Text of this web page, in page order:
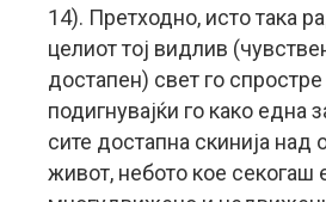
14). Претходно, исто така
целиот тој видлив
достапен) свет го
подигнувајќи го како една
сите достапна скинија над
живот, небото кое секогаш